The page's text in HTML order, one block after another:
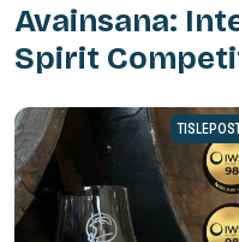
Avainsana:
Spirit